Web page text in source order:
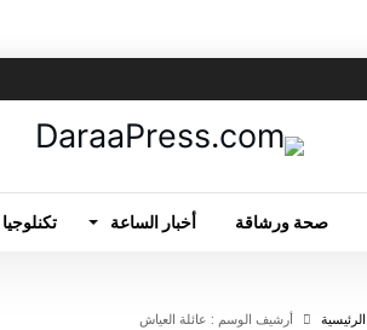
صحة ورشاقة أخبار الساعة تكنلوجيا
‫الرئيسية‬ ‫أرشيف الوسم :‬ عائلة العياش